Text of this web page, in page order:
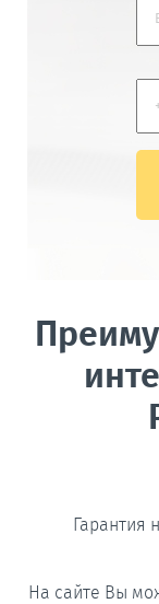
Гарантия
На сайте Вы